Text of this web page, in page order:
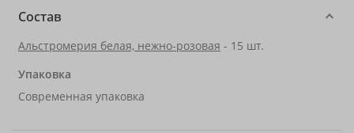
Состав
Альстромерия белая, нежно-розовая - 15 шт.
Упаковка
Современная упаковка